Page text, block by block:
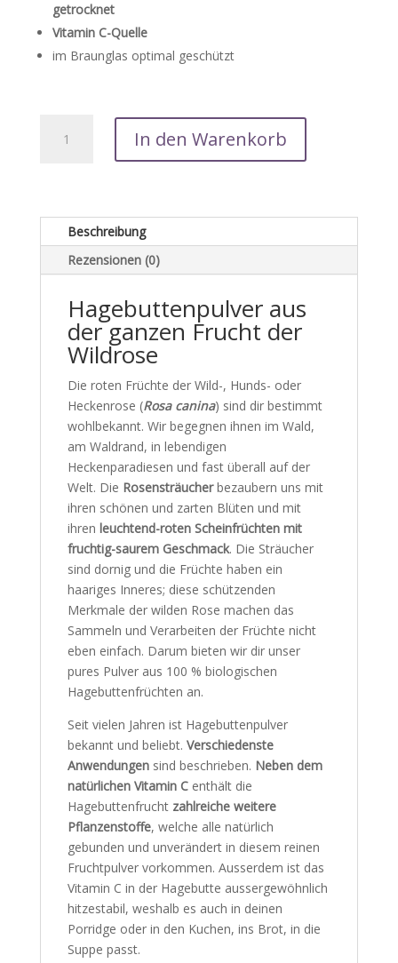
getrocknet
Vitamin C-Quelle
im Braunglas optimal geschützt
Naturkraftwerke
Hagebuttenplv
Menge
In den Warenkorb
Beschreibung
Rezensionen (0)
Hagebuttenpulver aus
der ganzen Frucht der
Wildrose
Die roten Früchte der Wild-, Hunds- oder
Heckenrose (Rosa canina) sind dir bestimmt
wohlbekannt. Wir begegnen ihnen im Wald,
am Waldrand, in lebendigen
Heckenparadiesen und fast überall auf der
Welt. Die Rosensträucherbezaubern uns mit
ihren schönen und zarten Blüten und mit
ihren leuchtend-roten Scheinfrüchten mit
fruchtig-saurem Geschmack. Die Sträucher
sind dornig und die Früchte haben ein
haariges Inneres; diese schützenden
Merkmale der wilden Rose machen das
Sammeln und Verarbeiten der Früchte nicht
eben einfach. Darum bieten wir dir unser
pures Pulver aus 100 % biologischen
Hagebuttenfrüchten an.
Seit vielen Jahren ist Hagebuttenpulver
bekannt und beliebt. Verschiedenste
Anwendungensind beschrieben. Neben dem
natürlichen Vitamin Centhält die
Hagebuttenfrucht zahlreiche weitere
Pflanzenstoffe, welche alle natürlich
gebunden und unverändert in diesem reinen
Fruchtpulver vorkommen. Ausserdem ist das
Vitamin C in der Hagebutte aussergewöhnlich
hitzestabil, weshalb es auch in deinen
Porridge oder in den Kuchen, ins Brot, in die
Suppe passt.